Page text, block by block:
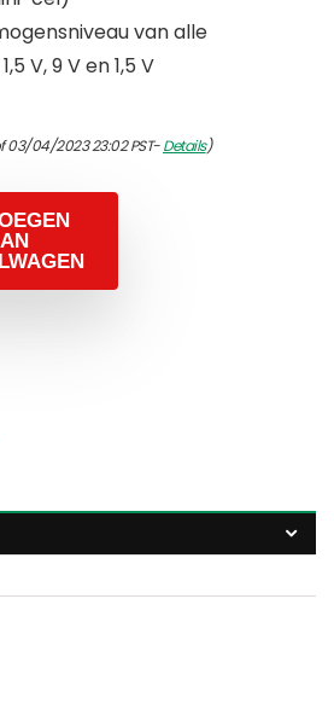
van alle
V, 9 V en 1,5 V
03/04/2023 23:02 PST-Details)